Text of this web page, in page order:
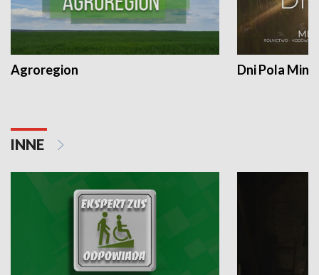
Agroregion Dni Pola
INNE